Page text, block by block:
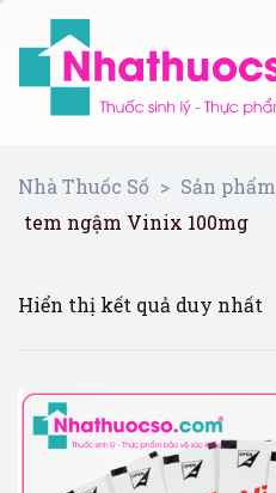
Nhà Thuốc Số > Sản phẩm
tem ngậm Vinix 100mg
Hiển thị kết quả duy nhất